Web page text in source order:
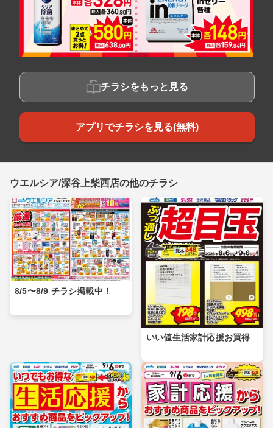
チラシをもっと見る
アプリでチラシを見る(無料)
ウエルシア/深谷上柴西店の他のチラシ
8/5〜8/9 チラシ掲載中！
いい値生活家計応援お買得